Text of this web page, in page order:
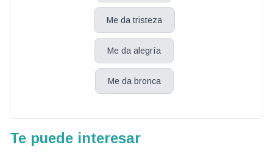
Me da tristeza
Me da alegría
Me da bronca
Te puede interesar